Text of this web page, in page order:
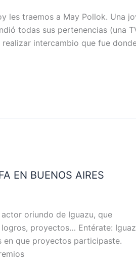
les traemos a May Pollok. Una
todas sus pertenencias (una
intercambio que fue
EN BUENOS AIRES
oriundo de Iguazu, que
proyectos… Entérate:
en que proyectos participaste.